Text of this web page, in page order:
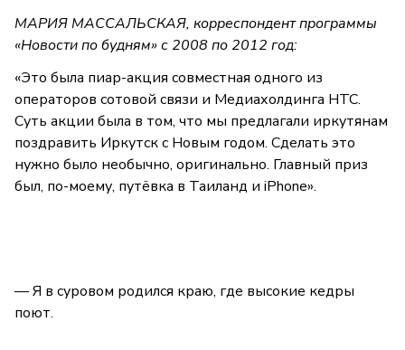
МАРИЯ МАССАЛЬСКАЯ, корреспондент программы
«Новости по будням» с 2008 по 2012 год:
«Это была пиар-акция совместная одного из
операторов сотовой связи и Медиахолдинга НТС.
Суть акции была в том, что мы предлагали иркутянам
поздравить Иркутск с Новым годом. Сделать это
нужно было необычно, оригинально. Главный приз
был, по-моему, путёвка в Таиланд и iPhone».
— Я в суровом родился краю, где высокие кедры
поют.